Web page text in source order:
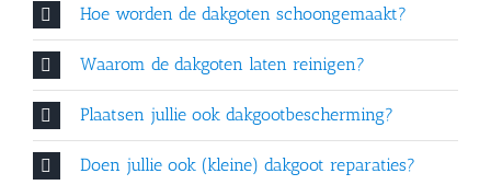
Hoe worden de dakgoten schoongemaakt?
Waarom de dakgoten laten reinigen?
Plaatsen jullie ook dakgootbescherming?
Doen jullie ook (kleine) dakgoot reparaties?